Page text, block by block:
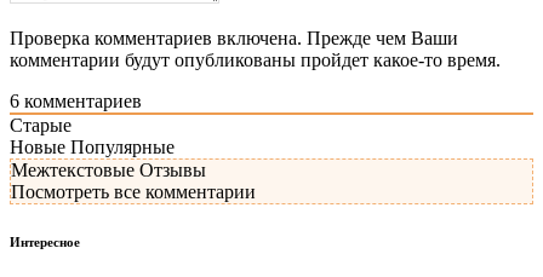
Проверка комментариев включена. Прежде чем Ваши
комментарии будут опубликованы пройдет какое-то время.
6 комментариев
Старые
Новые Популярные
Межтекстовые Отзывы
Посмотреть все комментарии
Интересное